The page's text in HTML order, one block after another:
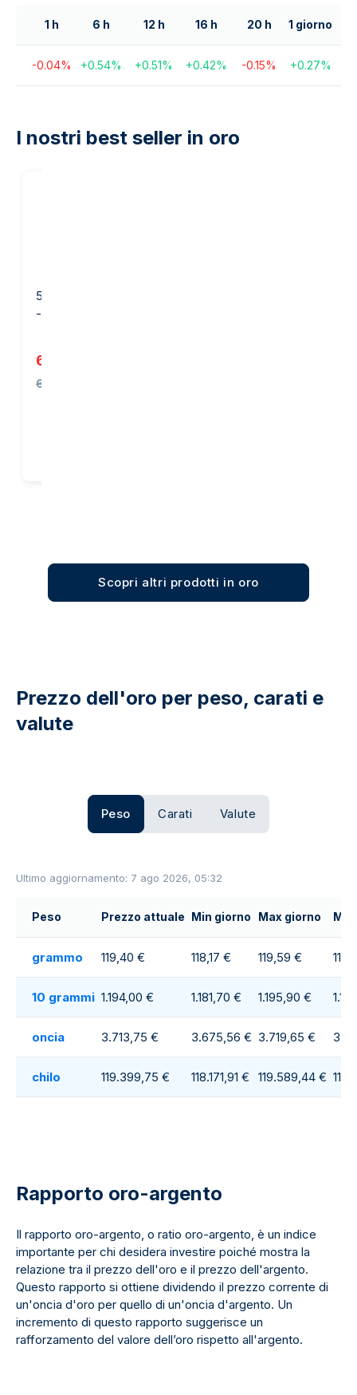
1 h 6 h 12 h 16 h 20 h 1 giorno
-0.04% +0.54% +0.51% +0.42% -0.15% +0.27%
I nostri best seller in oro
50 grammi Lingotto d'Oro
- PAMP Suisse
6.105,96 €
6.139,27 €
Scopri altri prodotti in oro
Prezzo dell'oro per peso, carati e
valute
Peso Carati Valute
Ultimo aggiornamento: 7 ago 2026, 05:32
Peso Prezzo attuale Min giorno Max giorno
grammo 119,40 € 118,17 € 119,59 €
10 grammi 1.194,00 € 1.181,70 € 1.195,90 €
oncia 3.713,75 € 3.675,56 € 3.719,65 €
chilo 119.399,75 € 118.171,91 € 119.589,44 €
Rapporto oro-argento
Il rapporto oro-argento, o ratio oro-argento, è un indice
importante per chi desidera investire poiché mostra la
relazione tra il prezzo dell'oro e il prezzo dell'argento.
Questo rapporto si ottiene dividendo il prezzo corrente di
un'oncia d'oro per quello di un'oncia d'argento. Un
incremento di questo rapporto suggerisce un
rafforzamento del valore dell’oro rispetto all'argento.